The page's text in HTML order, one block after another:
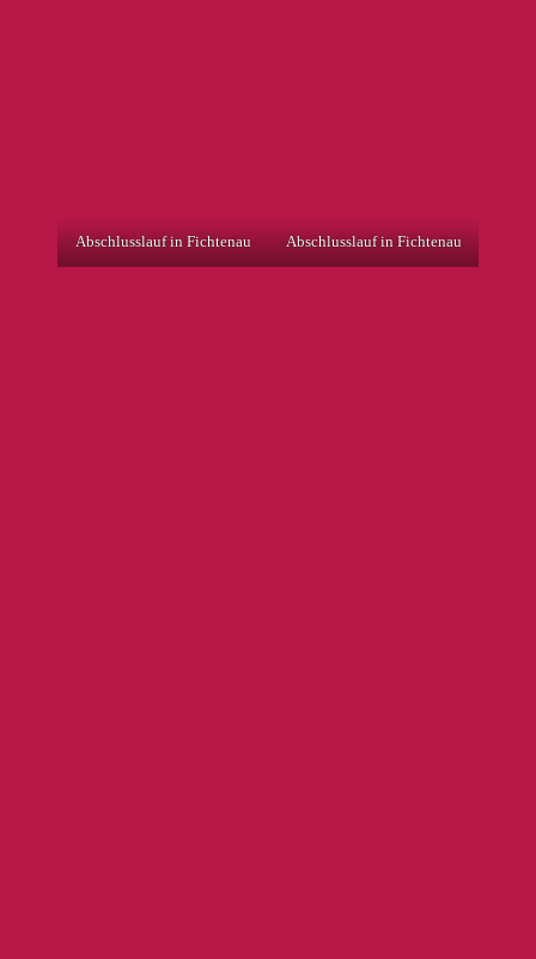
Abschlusslauf in Fichtenau Abschlusslauf in Fichtenau